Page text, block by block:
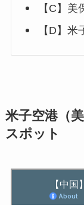
【C】
【D】
米子空港（
スポット